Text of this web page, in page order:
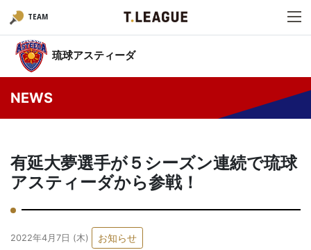
TEAM
琉球アスティーダ
NEWS
有延大夢選手が５シーズン連続で琉球
アスティーダから参戦！
2022年4月7日 (木) お知らせ